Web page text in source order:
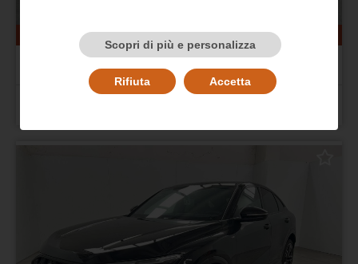
95000 km gasolio 06/2019
Q2 30 TDI S tronic Business
Scopri di più e personalizza
Rifiuta Accetta